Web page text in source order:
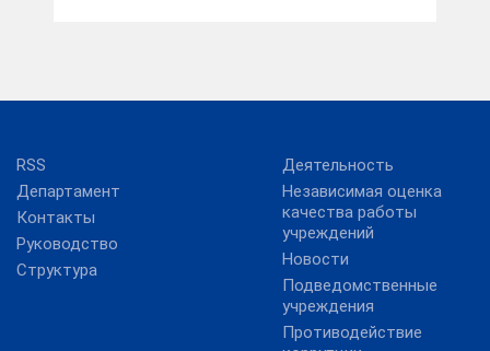
RSS
Департамент
Контакты
Руководство
Структура
Деятельность
Независимая оценка
качества работы
учреждений
Новости
Подведомственные
учреждения
Противодействие